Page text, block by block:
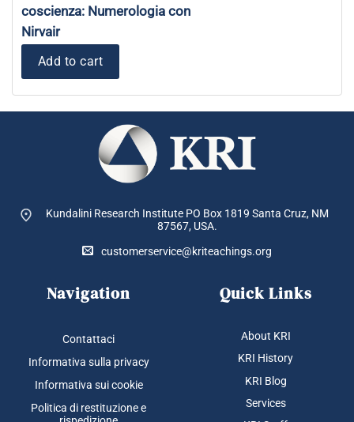
coscienza: Numerologia con
Nirvair
Add to cart
Kundalini Research Institute PO Box 1819 Santa Cruz, NM
87567, USA.
customerservice@kriteachings.org
Navigation
Contattaci
Informativa sulla privacy
Informativa sui cookie
Politica di restituzione e
Quick Links
About KRI
KRI History
KRI Blog
Services